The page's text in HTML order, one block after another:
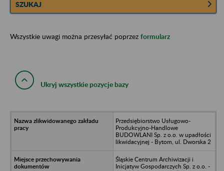
SZUKAJ
Wszystkie uwagi można przesyłać poprzez formularz
Ukryj wszystkie pozycje bazy
Przedsiębiorstwo Usługowo-
Produkcyjno-Handlowe
BUDOWLANI Sp. z o.o. w upadłości
likwidacyjnej - Bytom, ul. Dworska 2
Śląskie Centrum Archiwizacji i
Inicjatyw Gospodarczych Sp. z o.o. -